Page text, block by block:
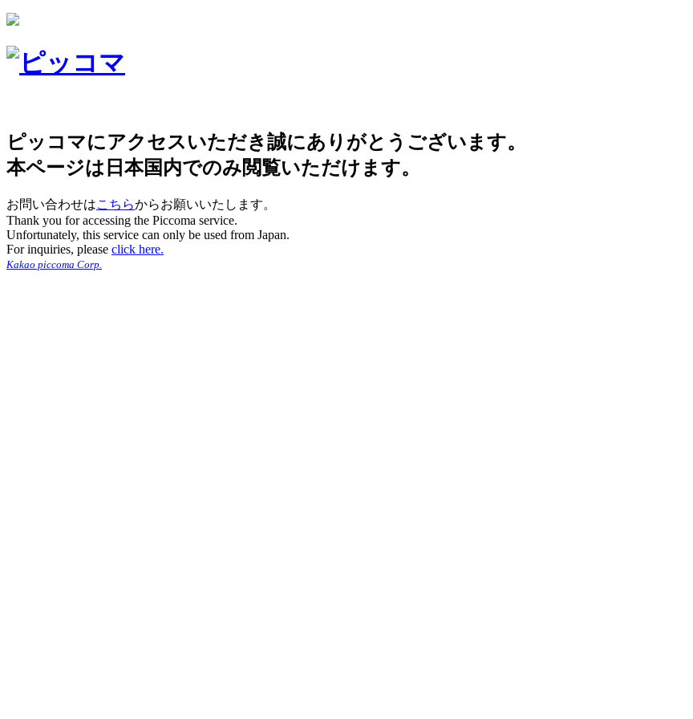
ピッコマにアクセスいただき誠にありがとうございます。
本ページは日本国内でのみ閲覧いただけます。
お問い合わせはこちらからお願いいたします。
Thank you for accessing the Piccoma service.
Unfortunately, this service can only be used from Japan.
For inquiries, please click here.
Kakao piccoma Corp.